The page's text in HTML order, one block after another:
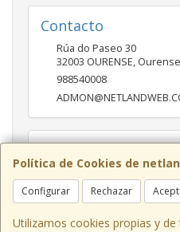
Política de Cookies de
Configurar Rechazar
Utilizamos cookies propias y
Contacto
Rúa do Paseo 30
32003 OURENSE, Ourense
988540008